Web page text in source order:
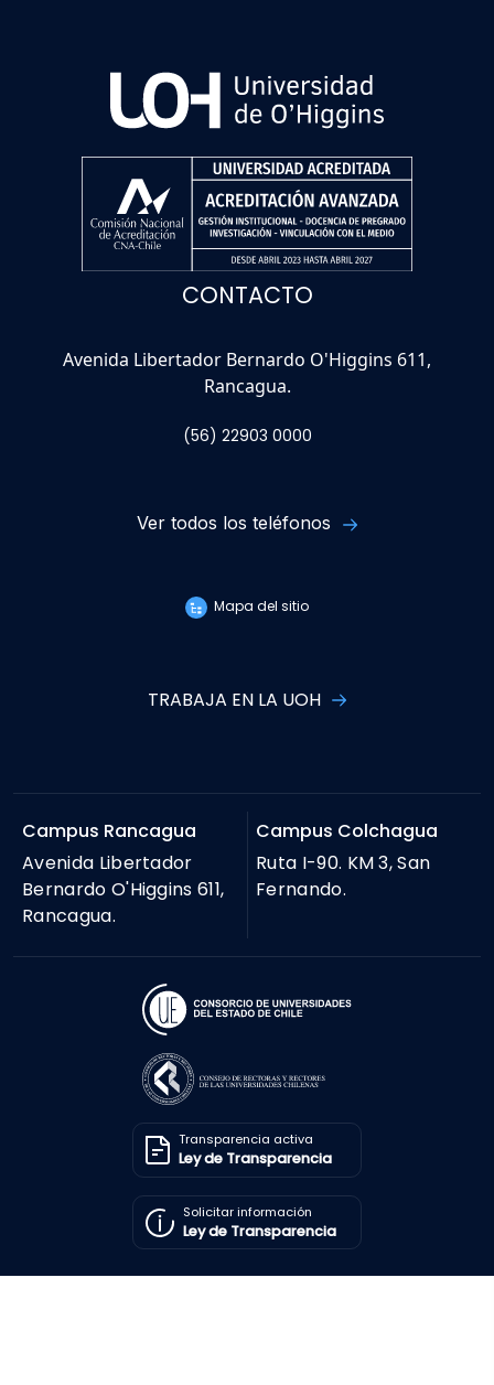
CONTACTO
Avenida Libertador Bernardo O'Higgins 611,
Rancagua.
(56) 22903 0000
Ver todos los teléfonos
Mapa del sitio
TRABAJA EN LA UOH
Campus Rancagua
Avenida Libertador
Bernardo O'Higgins 611,
Rancagua.
Campus Colchagua
Ruta I-90. KM 3, San
Fernando.
Transparencia activa
Ley de Transparencia
Solicitar información
Ley de Transparencia